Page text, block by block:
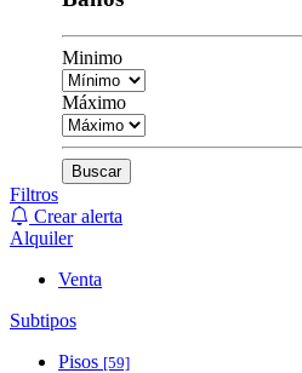
Minimo
Máximo
Buscar
Filtros
Crear alerta
Alquiler
Venta
Subtipos
Pisos [59]